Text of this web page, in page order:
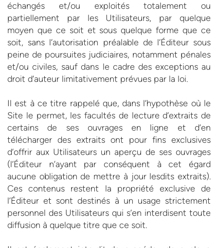
échangés et/ou exploités totalement ou
partiellement par les Utilisateurs, par quelque
moyen que ce soit et sous quelque forme que ce
soit, sans l’autorisation préalable de l’Éditeur sous
peine de poursuites judiciaires, notamment pénales
et/ou civiles, sauf dans le cadre des exceptions au
droit d’auteur limitativement prévues par la loi.
Il est à ce titre rappelé que, dans l’hypothèse où le
Site le permet, les facultés de lecture d’extraits de
certains de ses ouvrages en ligne et d’en
télécharger des extraits ont pour fins exclusives
d’offrir aux Utilisateurs un aperçu de ses ouvrages
(l’Éditeur n’ayant par conséquent à cet égard
aucune obligation de mettre à jour lesdits extraits).
Ces contenus restent la propriété exclusive de
l’Éditeur et sont destinés à un usage strictement
personnel des Utilisateurs qui s’en interdisent toute
diffusion à quelque titre que ce soit.